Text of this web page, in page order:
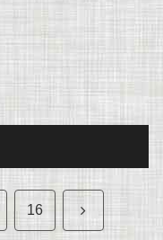
16 次